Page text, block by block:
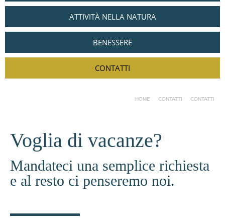
ATTIVITÀ NELLA NATURA
BENESSERE
CONTATTI
HOME CONTATTI CONTATTI
Voglia di vacanze?
Mandateci una semplice richiesta
e al resto ci penseremo noi.